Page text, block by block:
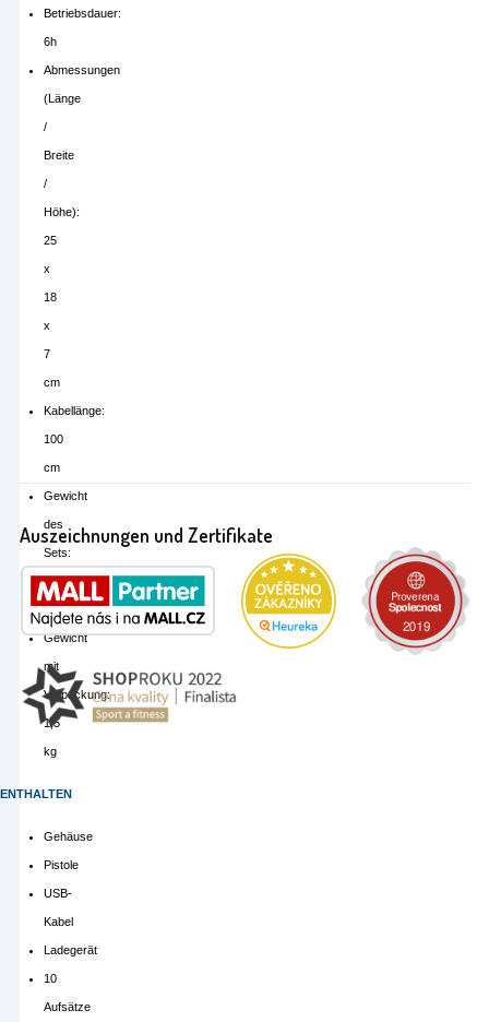
Betriebsdauer:
6h
Abmessungen
(Länge
/
Breite
/
Höhe):
25
x
18
x
7
cm
Kabellänge:
100
cm
Gewicht
des
Sets:
1,1
kg
Gewicht
mit
Verpackung:
1,5
kg
ENTHALTEN
Gehäuse
Pistole
USB-
Kabel
Ladegerät
10
Aufsätze
Auszeichnungen und Zertifikate